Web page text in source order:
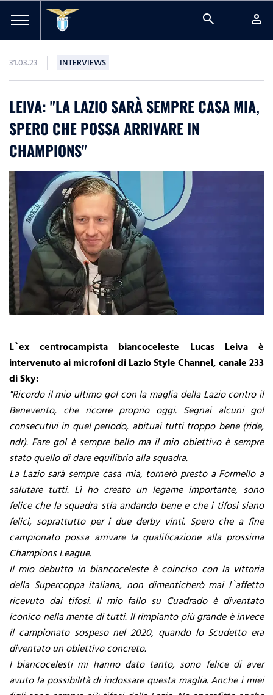
search person
31.03.23 INTERVIEWS
LEIVA: "LA LAZIO SARÀ SEMPRE CASA MIA,
SPERO CHE POSSA ARRIVARE IN
CHAMPIONS"
L`ex centrocampista biancoceleste Lucas Leiva è
intervenuto ai microfoni di Lazio Style Channel, canale 233
di Sky:
"Ricordo il mio ultimo gol con la maglia della Lazio contro il
Benevento, che ricorre proprio oggi. Segnai alcuni gol
consecutivi in quel periodo, abituai tutti troppo bene (ride,
ndr). Fare gol è sempre bello ma il mio obiettivo è sempre
stato quello di dare equilibrio alla squadra.
La Lazio sarà sempre casa mia, tornerò presto a Formello a
salutare tutti. Lì ho creato un legame importante, sono
felice che la squadra stia andando bene e che i tifosi siano
felici, soprattutto per i due derby vinti. Spero che a fine
campionato possa arrivare la qualificazione alla prossima
Champions League.
Il mio debutto in biancoceleste è coinciso con la vittoria
della Supercoppa italiana, non dimenticherò mai l`affetto
ricevuto dai tifosi. Il mio fallo su Cuadrado è diventato
iconico nella mente di tutti. Il rimpianto più grande è invece
il campionato sospeso nel 2020, quando lo Scudetto era
diventato un obiettivo concreto.
I biancocelesti mi hanno dato tanto, sono felice di aver
avuto la possibilità di indossare questa maglia. Anche i miei